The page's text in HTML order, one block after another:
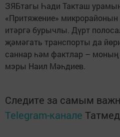
ЗЯБтагы Һади Такташ
«Притяжение»
итәргә бурычлы. Дүрт
җәмәгать транспорты да
саннар һәм фактлар – моның
мэры Наил Мәһдиев.
Следите за самым
Telegram-канале